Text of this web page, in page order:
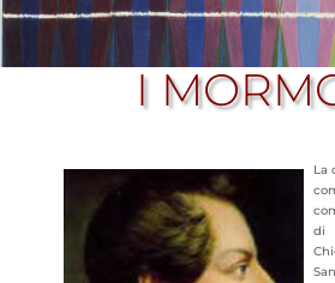
I
La
di